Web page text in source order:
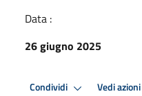
Data :
26 giugno 2025
Condividi Vedi azioni